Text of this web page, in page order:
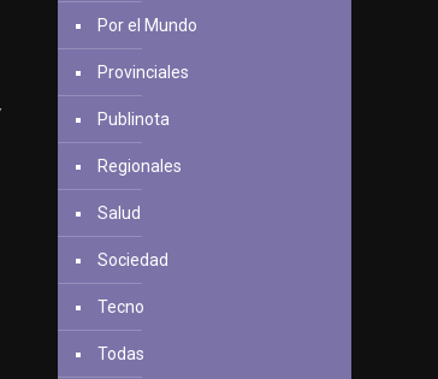
Por el Mundo
Provinciales
Publinota
Regionales
Salud
Sociedad
Tecno
Todas